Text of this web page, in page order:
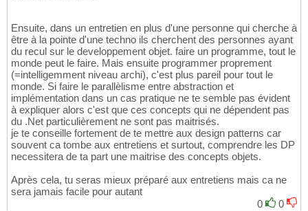
Ensuite, dans un entretien en plus d'une personne qui cherche à
être à la pointe d'une techno ils cherchent des personnes ayant
du recul sur le developpement objet. faire un programme, tout le
monde peut le faire. Mais ensuite programmer proprement
(=intelligemment niveau archi), c'est plus pareil pour tout le
monde. Si faire le parallèlisme entre abstraction et
implémentation dans un cas pratique ne te semble pas évident
à expliquer alors c'est que ces concepts qui ne dépendent pas
du .Net particulièrement ne sont pas maitrisés.
je te conseille fortement de te mettre aux design patterns car
souvent ca tombe aux entretiens et surtout, comprendre les DP
necessitera de ta part une maitrise des concepts objets.
Après cela, tu seras mieux préparé aux entretiens mais ca ne
sera jamais facile pour autant
0
0